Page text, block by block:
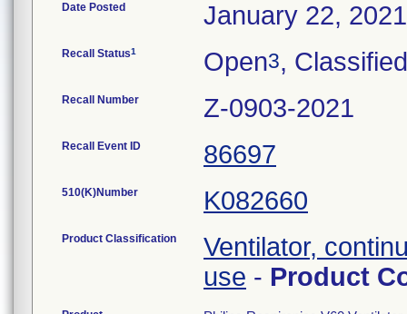
Date Posted January 22, 2021
Recall Status1 Open3, Classified
Recall Number Z-0903-2021
Recall Event ID 86697
510(K)Number K082660
Product Classification
Ventilator,
use - Product